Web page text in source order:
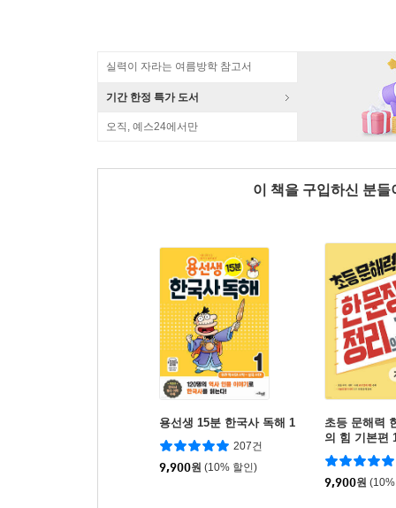
실력이 자라는 여름방학 참고서
기간 한정 특가 도서
오직, 예스24에서만
이 책을 구입하신 분
용선생 15분 한국사 독해 1
207건
9,900원 (10% 할인)
초등 문해력
의 힘 기본편
9,900원